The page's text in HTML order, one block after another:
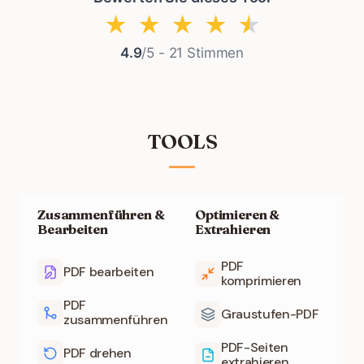
★ ★ ★ ★ ★
4.9/5 - 21 Stimmen
TOOLS
Zusammenführen &
Bearbeiten
PDF bearbeiten
PDF
zusammenführen
PDF drehen
Optimieren &
Extrahieren
PDF
komprimieren
Graustufen-PDF
PDF-Seiten